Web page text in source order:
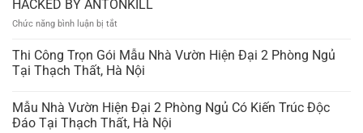
HACKED BY ANTONKILL
Chức năng bình luận bị tắt
BY
ANTONKILL
Thi Công Trọn Gói Mẫu Nhà Vườn Hiện Đại 2 Phòng Ngủ
Tại Thạch Thất, Hà Nội
Mẫu Nhà Vườn Hiện Đại 2 Phòng Ngủ Có Kiến Trúc Độc
Đáo Tại Thạch Thất, Hà Nội